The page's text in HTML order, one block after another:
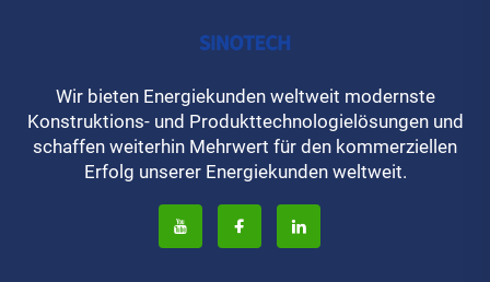
Wir bieten Energiekunden weltweit modernste
Konstruktions- und Produkttechnologielösungen und
schaffen weiterhin Mehrwert für den kommerziellen
Erfolg unserer Energiekunden weltweit.